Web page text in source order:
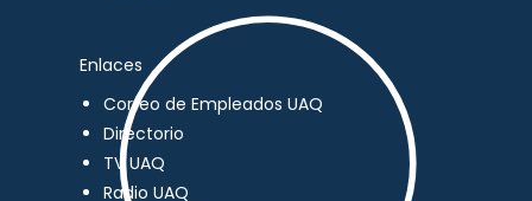
Enlaces
Correo de Empleados UAQ
Directorio
TV UAQ
Radio UAQ